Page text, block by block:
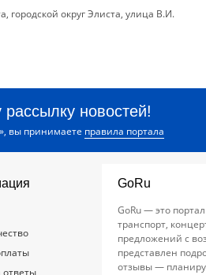
городской округ Элиста, улица В.И.
новостей!
вы принимаете правила портала
ответы
GoRu
GoRu — это
транспорт,
предложений с
представлен
отзывы —